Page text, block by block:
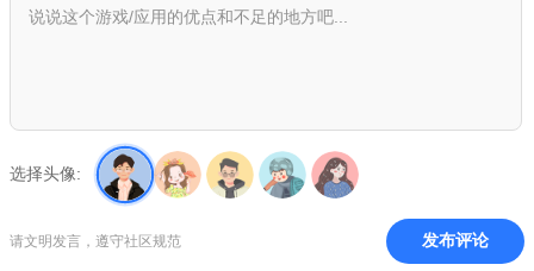
战士；
庞大的世界！
作为一名镇长，您需要领导一个动荡的西部小镇走向复兴；
选择头像:
请文明发言，遵守社区规范 发布评论